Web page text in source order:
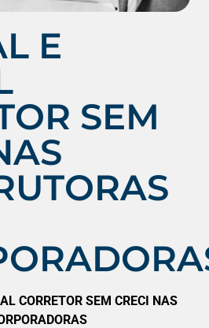
E
SEM
SEM CRECI NAS